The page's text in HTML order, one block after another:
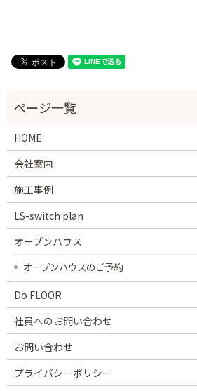
HOME
会社案内
施工事例
LS-switch plan
オープンハウス
オープンハウスのご予約
Do FLOOR
社員へのお問い合わせ
お問い合わせ
プライバシーポリシー